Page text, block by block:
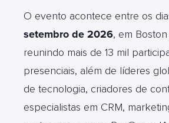
O evento acontece entre os
setembro de 2026, em Boston
reunindo mais de 13 mil
presenciais, além de líderes
de tecnologia, criadores de
especialistas em CRM,